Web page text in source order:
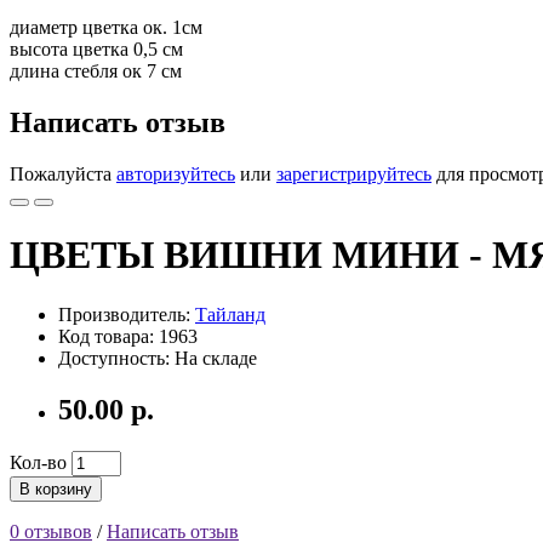
диаметр цветка ок. 1см
высота цветка 0,5 см
длина стебля ок 7 см
Написать отзыв
Пожалуйста авторизуйтесь или зарегистрируйтесь для
ЦВЕТЫ ВИШНИ МИНИ -
Производитель: Тайланд
Код товара: 1963
Доступность: На складе
50.00 р.
Кол-во
В корзину
0 отзывов /Написать отзыв